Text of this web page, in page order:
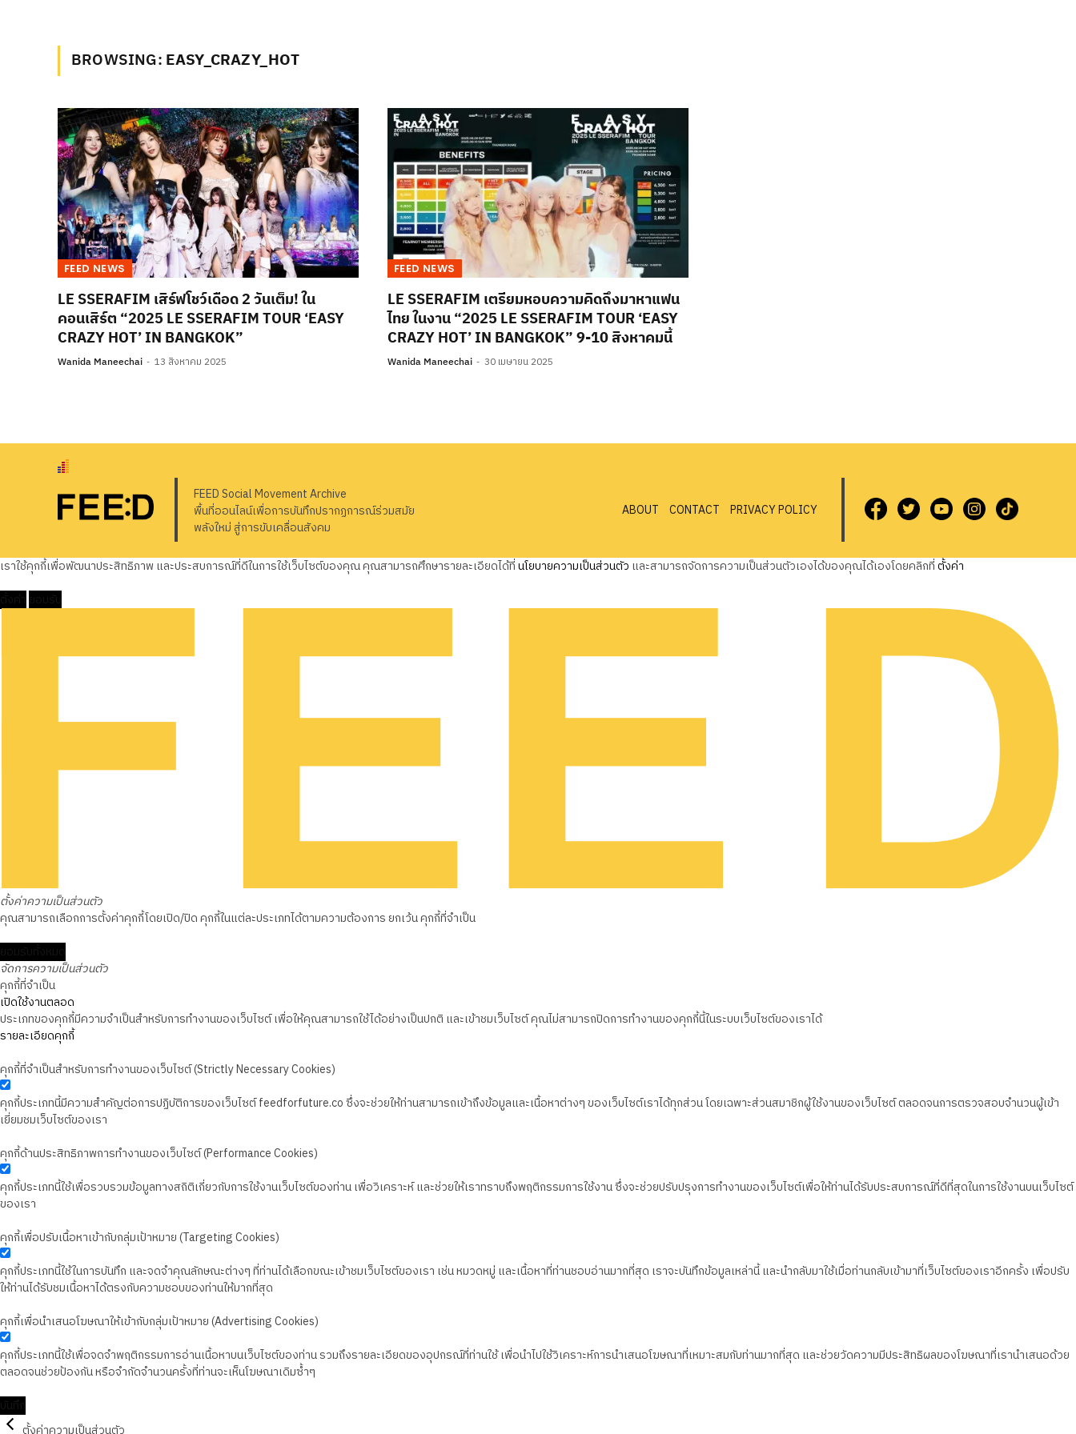
BROWSING:EASY_CRAZY_HOT
FEED NEWS
LE SSERAFIM เสิร์ฟโชว์เดือด 2 วันเต็ม! ใน
คอนเสิร์ต “2025 LE SSERAFIM TOUR ‘EASY
CRAZY HOT’ IN BANGKOK”
Wanida Maneechai 13 สิงหาคม 2025
FEED NEWS
LE SSERAFIM เตรียมหอบความคิดถึงมาหาแฟน
ไทย ในงาน “2025 LE SSERAFIM TOUR ‘EASY
CRAZY HOT’ IN BANGKOK” 9-10 สิงหาคมนี้
Wanida Maneechai 30 เมษายน 2025
FEED Social Movement Archive
พื้นที่ออนไลน์เพื่อการบันทึกปรากฏการณ์ร่วมสมัย
พลังใหม่ สู่การขับเคลื่อนสังคม
ABOUT CONTACT PRIVACY POLICY
เราใช้คุกกี้เพื่อพัฒนาประสิทธิภาพ และประสบการณ์ที่ดีในการใช้เว็บไซต์ของคุณ คุณสามารถศึกษารายละเอียดได้ที่นโยบายความเป็นส่วนตัว และสามารถจัดการความเป็นส่วนตัวเองได้ของคุณได้เองโดยคลิกที่ตั้งค่า
ตั้งค่าความเป็นส่วนตัว
คุณสามารถเลือกการตั้งค่าคุกกี้โดยเปิด/ปิด คุกกี้ในแต่ละประเภทได้ตามความต้องการ ยกเว้น คุกกี้ที่จำเป็น
จัดการความเป็นส่วนตัว
คุกกี้ที่จำเป็น
เปิดใช้งานตลอด
ประเภทของคุกกี้มีความจำเป็นสำหรับการทำงานของเว็บไซต์ เพื่อให้คุณสามารถใช้ได้อย่างเป็นปกติ และเข้าชมเว็บไซต์ คุณไม่สามารถปิดการทำงานของคุกกี้นี้ในระบบเว็บไซต์ของเราได้
รายละเอียดคุกกี้
คุกกี้ที่จำเป็นสำหรับการทำงานของเว็บไซต์ (Strictly Necessary Cookies)
คุกกี้ประเภทนี้มีความสำคัญต่อการปฏิบัติการของเว็บไซต์ feedforfuture.co ซึ่งจะช่วยให้ท่านสามารถเข้าถึงข้อมูลและเนื้อหาต่างๆ ของเว็บไซต์เราได้ทุกส่วน โดยเฉพาะส่วนสมาชิกผู้ใช้งานของเว็บไซต์ ตลอดจนการตรวจสอบจำนวนผู้เข้า
เยี่ยมชมเว็บไซต์ของเรา
คุกกี้ด้านประสิทธิภาพการทำงานของเว็บไซต์ (Performance Cookies)
คุกกี้ประเภทนี้ใช้เพื่อรวบรวมข้อมูลทางสถิติเกี่ยวกับการใช้งานเว็บไซต์ของท่าน เพื่อวิเคราะห์ และช่วยให้เราทราบถึงพฤติกรรมการใช้งาน ซึ่งจะช่วยปรับปรุงการทำงานของเว็บไซต์เพื่อให้ท่านได้รับประสบการณ์ที่ดีที่สุดในการใช้งานบนเว็บไซต์
ของเรา
คุกกี้เพื่อปรับเนื้อหาเข้ากับกลุ่มเป้าหมาย (Targeting Cookies)
คุกกี้ประเภทนี้ใช้ในการบันทึก และจดจำคุณลักษณะต่างๆ ที่ท่านได้เลือกขณะเข้าชมเว็บไซต์ของเรา เช่น หมวดหมู่ และเนื้อหาที่ท่านชอบอ่านมากที่สุด เราจะบันทึกข้อมูลเหล่านี้ และนำกลับมาใช้เมื่อท่านกลับเข้ามาที่เว็บไซต์ของเราอีกครั้ง เพื่อปรับ
ให้ท่านได้รับชมเนื้อหาได้ตรงกับความชอบของท่านให้มากที่สุด
คุกกี้เพื่อนำเสนอโฆษณาให้เข้ากับกลุ่มเป้าหมาย (Advertising Cookies)
คุกกี้ประเภทนี้ใช้เพื่อจดจำพฤติกรรมการอ่านเนื้อหาบนเว็บไซต์ของท่าน รวมถึงรายละเอียดของอุปกรณ์ที่ท่านใช้ เพื่อนำไปใช้วิเคราะห์การนำเสนอโฆษณาที่เหมาะสมกับท่านมากที่สุด และช่วยวัดความมีประสิทธิผลของโฆษณาที่เรานำเสนอด้วย
ตลอดจนช่วยป้องกัน หรือจำกัดจำนวนครั้งที่ท่านจะเห็นโฆษณาเดิมซ้ำๆ
ตั้งค่าความเป็นส่วนตัว